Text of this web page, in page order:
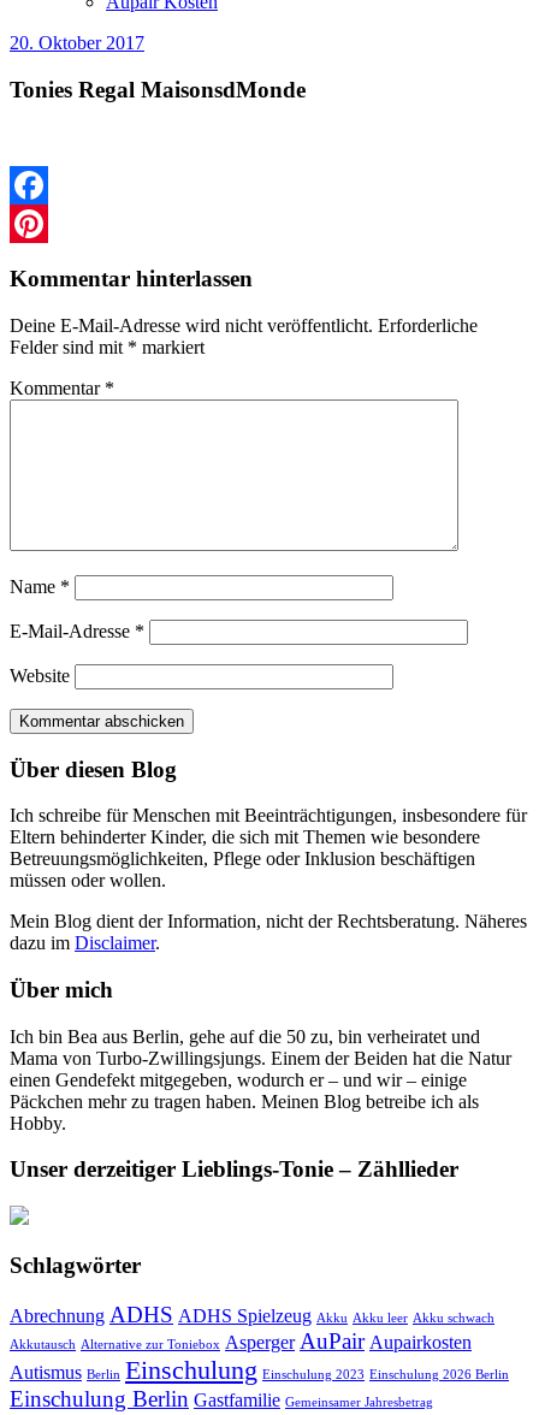
20. Oktober 2017
Tonies Regal MaisonsdMonde
Facebook
Kommentar hinterlassen
Deine E-Mail-Adresse wird nicht veröffentlicht. Erforderliche
Felder sind mit * markiert
Kommentar *
Name *
E-Mail-Adresse *
Website
Über diesen Blog
Ich schreibe für Menschen mit Beeinträchtigungen, insbesondere für
Eltern behinderter Kinder, die sich mit Themen wie besondere
Betreuungsmöglichkeiten, Pflege oder Inklusion beschäftigen
müssen oder wollen.
Mein Blog dient der Information, nicht der Rechtsberatung. Näheres
dazu im Disclaimer.
Über mich
Ich bin Bea aus Berlin, gehe auf die 50 zu, bin verheiratet und
Mama von Turbo-Zwillingsjungs. Einem der Beiden hat die Natur
einen Gendefekt mitgegeben, wodurch er – und wir – einige
Päckchen mehr zu tragen haben. Meinen Blog betreibe ich als
Hobby.
Unser derzeitiger Lieblings-Tonie – Zähllieder
Schlagwörter
Abrechnung ADHS ADHS Spielzeug Akku Akku leer Akku schwach
Akkutausch Alternative zur Toniebox Asperger AuPair Aupairkosten
Autismus Berlin Einschulung Einschulung 2023 Einschulung 2026 Berlin
Einschulung Berlin Gastfamilie Gemeinsamer Jahresbetrag